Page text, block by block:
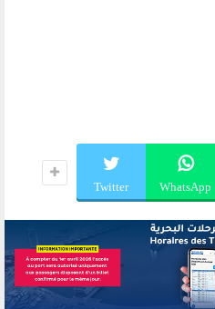
WhatsApp
Twitter